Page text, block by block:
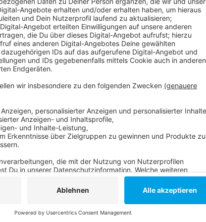
Anzeige
Das erste Mannschaftstraining soll dann übermorgen
Rösler dabei nicht dabei haben, viele Verträge sind
bisher nicht verpflichtet. Die neue Zweitligasaison
unter anderem noch ein Trainingslager in den Niederlanden